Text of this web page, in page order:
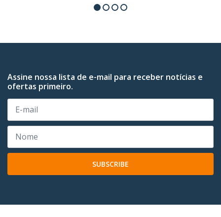
Assine nossa lista de e-mail para receber notícias e
ofertas primeiro.
SUBSCRIBE